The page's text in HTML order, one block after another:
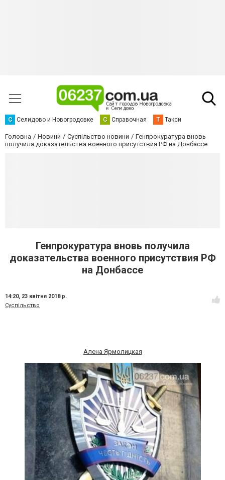
С Селидово и Новогродовке С Справочная Т Такси
Головна Новини Суспільство новини
Генпрокуратура вновь
получила доказательства военного присутствия РФ на Донбассе
Генпрокуратура вновь получила
доказательства военного присутствия РФ
на Донбассе
14:20, 23 квітня 2018 р.
Суспільство
Алена Ярмолицкая